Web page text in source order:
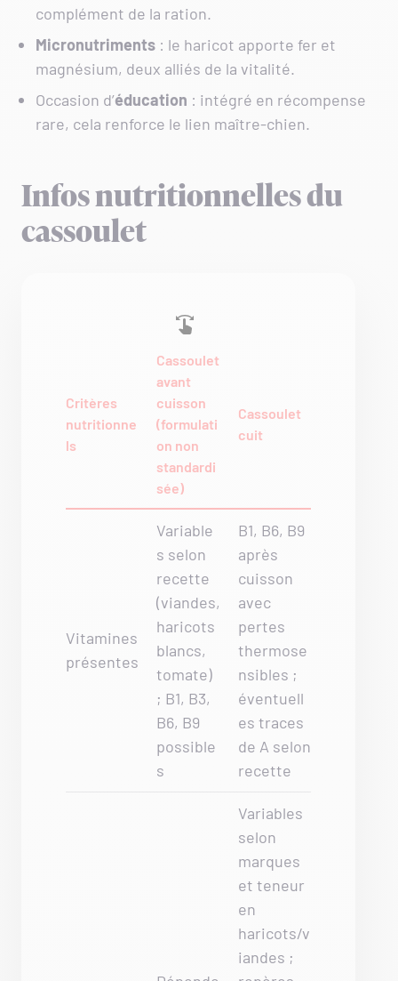
complément de la ration.
Micronutriments : le haricot apporte fer et
magnésium, deux alliés de la vitalité.
Occasion d’éducation : intégré en récompense
rare, cela renforce le lien maître-chien.
Infos nutritionnelles du
cassoulet
Critères
nutritionne
ls
Cassoulet
avant
cuisson
(formulati
on non
standardi
sée)
Cassoulet
cuit
Vitamines
présentes
Variable
s selon
recette
(viandes,
haricots
blancs,
tomate)
; B1, B3,
B6, B9
possible
s
B1, B6, B9
après
cuisson
avec
pertes
thermose
nsibles ;
éventuell
es traces
de A selon
recette
Variables
selon
marques
et teneur
en
haricots/v
iandes ;